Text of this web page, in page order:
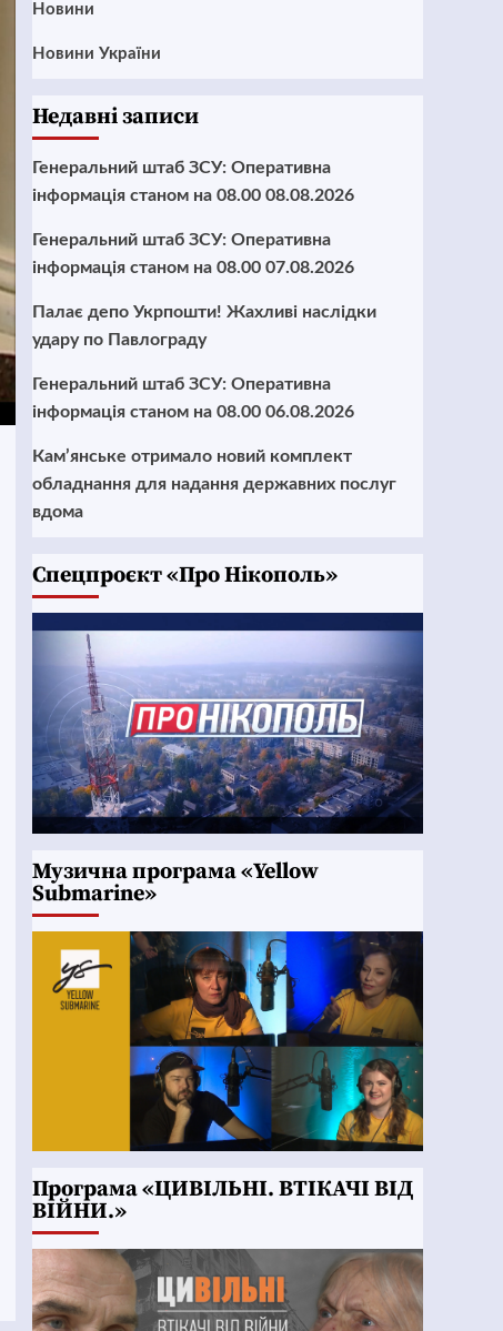
Новини
Новини України
Недавні записи
Генеральний штаб ЗСУ: Оперативна
інформація станом на 08.00 08.08.2026
Генеральний штаб ЗСУ: Оперативна
інформація станом на 08.00 07.08.2026
Палає депо Укрпошти! Жахливі наслідки
удару по Павлограду
Генеральний штаб ЗСУ: Оперативна
інформація станом на 08.00 06.08.2026
Кам’янське отримало новий комплект
обладнання для надання державних послуг
вдома
Cпецпроєкт «Про Нікополь»
Музична програма «Yellow
Submarine»
Програма «ЦИВІЛЬНІ. ВТІКАЧІ ВІД
ВІЙНИ.»